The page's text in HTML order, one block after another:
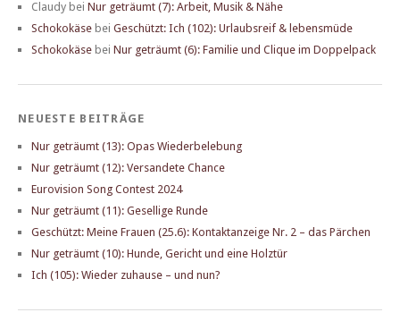
Claudy bei Nur geträumt (7): Arbeit, Musik & Nähe
Schokokäse bei Geschützt: Ich (102): Urlaubsreif & lebensmüde
Schokokäse bei Nur geträumt (6): Familie und Clique im Doppelpack
NEUESTE BEITRÄGE
Nur geträumt (13): Opas Wiederbelebung
Nur geträumt (12): Versandete Chance
Eurovision Song Contest 2024
Nur geträumt (11): Gesellige Runde
Geschützt: Meine Frauen (25.6): Kontaktanzeige Nr. 2 – das Pärchen
Nur geträumt (10): Hunde, Gericht und eine Holztür
Ich (105): Wieder zuhause – und nun?